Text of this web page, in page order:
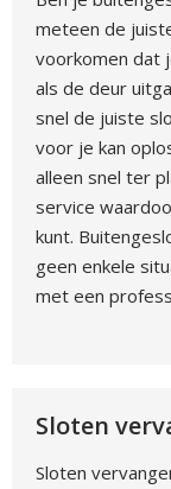
meteen de
voorkomen dat
als de deur
snel de juiste
voor je kan
alleen snel ter
service
kunt.
geen enkele
met een
Sloten
Sloten